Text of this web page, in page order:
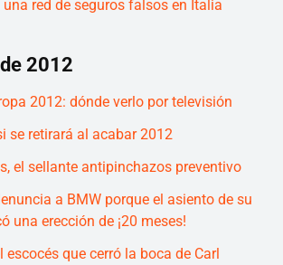
red de seguros falsos en Italia
2012
2012: dónde verlo por televisión
se retirará al acabar 2012
el sellante antipinchazos preventivo
a BMW porque el asiento de su
una erección de ¡20 meses!
escocés que cerró la boca de Carl